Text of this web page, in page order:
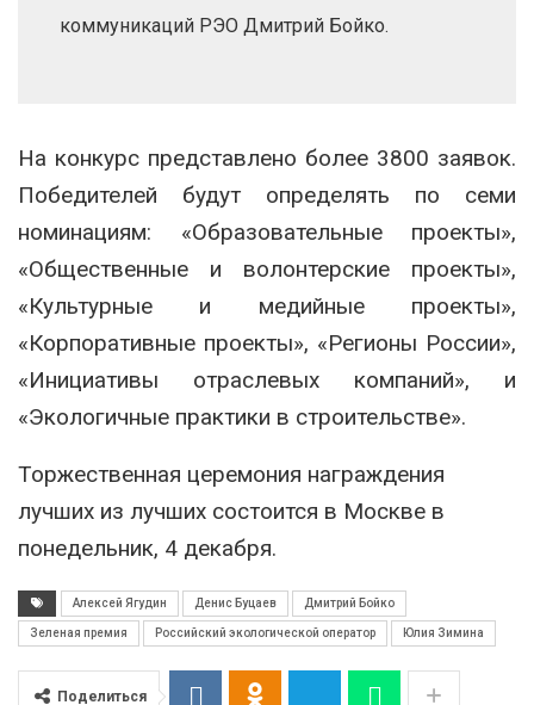
коммуникаций РЭО Дмитрий Бойко.
На конкурс представлено более 3800 заявок.
Победителей будут определять по семи
номинациям: «Образовательные проекты»,
«Общественные и волонтерские проекты»,
«Культурные и медийные проекты»,
«Корпоративные проекты», «Регионы России»,
«Инициативы отраслевых компаний», и
«Экологичные практики в строительстве».
Торжественная церемония награждения
лучших из лучших состоится в Москве в
понедельник, 4 декабря.
Алексей Ягудин Денис Буцаев Дмитрий Бойко
Зеленая премия Российский экологической оператор Юлия Зимина
Поделиться